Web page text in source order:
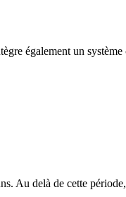
également un
Au delà de cette